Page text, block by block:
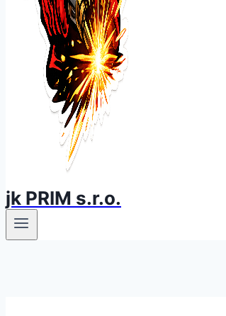
jk PRIM s.r.o.